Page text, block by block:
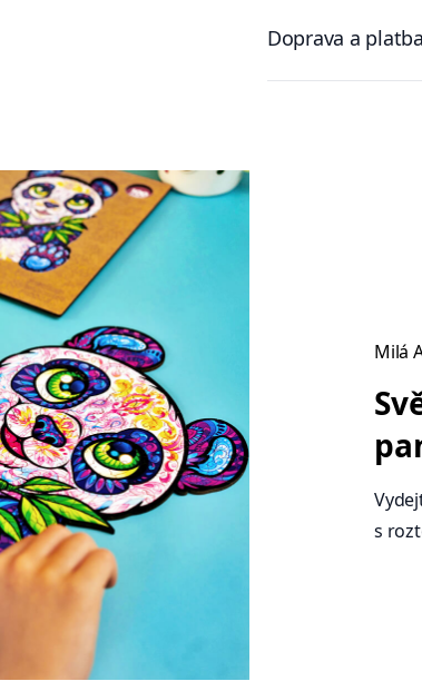
Doprava a platba
Milá
s